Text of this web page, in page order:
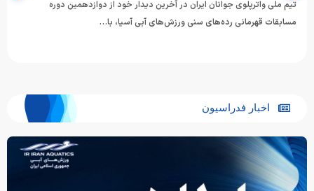
تیم ملی واترپلوی جوانان ایران در آخرین دیدار خود از دوازدهمین دوره
مسابقات قهرمانی رده‌های سنی ورزش‌های آبی آسیا، با…
اخبار فدراسیون